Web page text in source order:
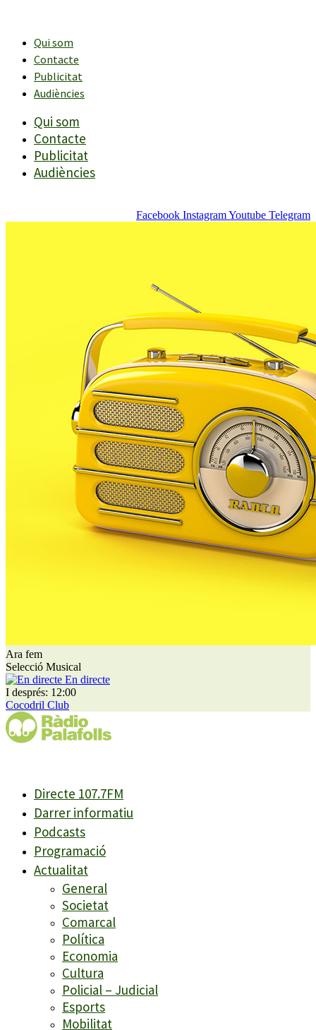
contingutQui som
Contacte
Publicitat
Audiències
Qui som
Contacte
Publicitat
Audiències
Facebook InstagramYoutube Telegram
Ara fem
Selecció Musical
En directe
I després: 12:00
Cocodril Club
Directe 107.7FM
Darrer informatiu
Podcasts
Programació
Actualitat
General
Societat
Comarcal
Política
Economia
Cultura
Policial – Judicial
Esports
Mobilitat